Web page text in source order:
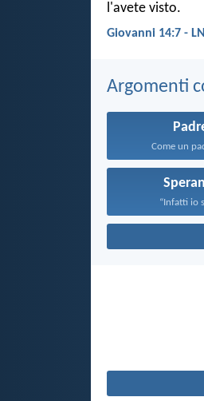
l'avete visto.
Giovanni 14:7 -
Argomenti
Come un
“Infatti io